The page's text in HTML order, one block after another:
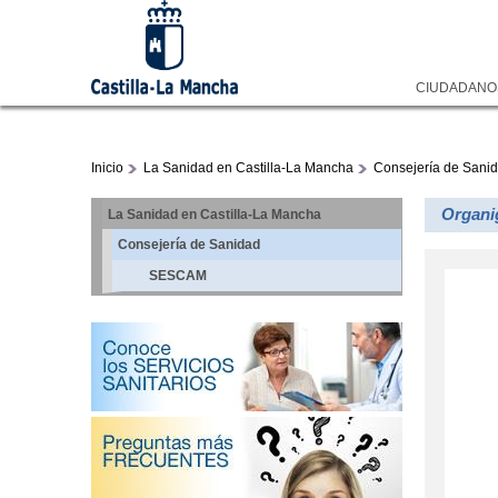
Inicio La Sanidad en Castilla-La Mancha Consejería de
La Sanidad en Castilla-La Mancha
Consejería de Sanidad
SESCAM